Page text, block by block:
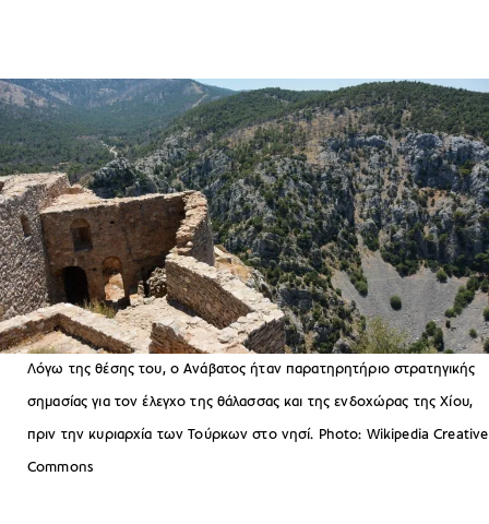
Λόγω της θέσης του, ο Ανάβατος ήταν παρατηρητήριο στρατηγικής
σημασίας για τον έλεγχο της θάλασσας και της ενδοχώρας της Χίου,
πριν την κυριαρχία των Τούρκων στο νησί. Photo: Wikipedia Creative
Commons